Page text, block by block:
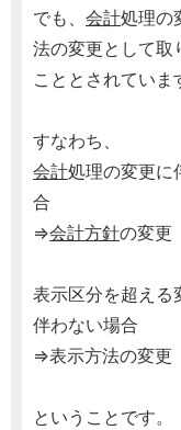
でも、 会計処理の
法の変更として取
こととされていま
すなわち、
会計処理の変更に
合
⇒会計方針の変更
表示区分を超える
伴わない場合
⇒表示方法の変更
ということです。